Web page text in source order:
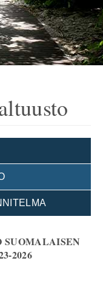
SUOMALAISEN
2026